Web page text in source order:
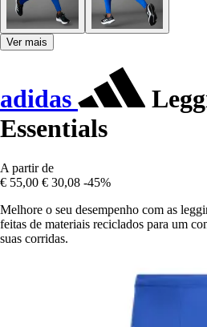
Ver mais
adidas
Essentials
A partir de
€ 55,00 € 30,08 -45%
Melhore o seu desempenho com as
feitas de materiais reciclados para um
suas corridas.